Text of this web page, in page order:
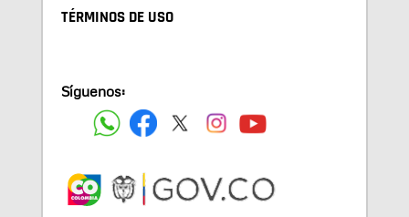
TÉRMINOS DE USO
Síguenos: